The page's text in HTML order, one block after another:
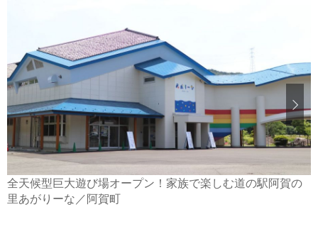
全天候型巨大遊び場オープン！家族で楽しむ道の駅阿賀の
里あがりーな／阿賀町